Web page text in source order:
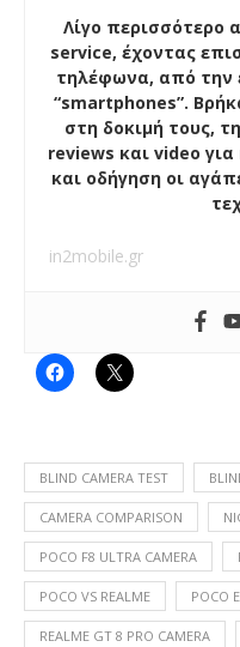
Λίγο περισσότερο
service, έχοντας
τηλέφωνα, από την
“smartphones”.
στη δοκιμή τους,
reviews και video
και οδήγηση οι
in2mobile.gr
BLIND CAMERA TEST
CAMERA COMPARISON
POCO F8 ULTRA CAMERA
POCO VS REALME POCO
REALME GT 8 PRO CAMERA